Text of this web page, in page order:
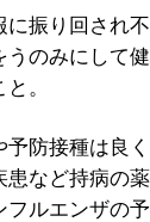
振り回され
のみにして
。
防接種は良
など持病の
ルエンザの